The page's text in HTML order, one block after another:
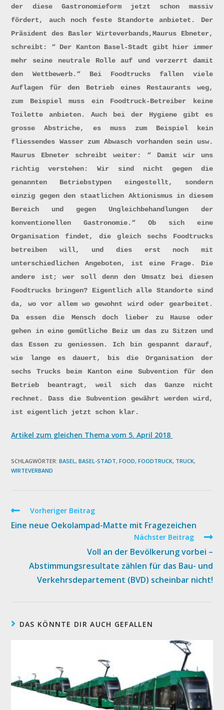
der diese Gastronomieform jetzt schon massiv
fördert, auch noch feste Standorte anbietet. Der
Präsident des Basler Wirteverbands,Maurus Ebneter,
schreibt: “ Der Kanton Basel-Stadt gibt hier immer
mehr seine neutrale Rolle auf und verzerrt damit
den Wettbewerb.“ Bei Foodtrucks fallen viele
Auflagen für den Betrieb eines Restaurants weg,
zum Beispiel muss ein Foodtruck-Betreiber keine
Toilette anbieten. Auch bei der Hygiene gibt es
grosse Abstriche, es muss zum Beispiel kein
fliessendes Wasser zum Abwasch vorhanden sein usw.
Maurus Ebneter schreibt weiter: “ Damit wir uns
richtig verstehen: Wir sind nicht gegen die
genannten Betriebstypen eingestellt, sondern
einzig gegen den staatlichen Aktionismus in diesem
Bereich und gegen Ungleichbehandlungen der
konventionellen Gastronomie.“ Ob sich eine
Organisation findet, die gleich sechs Foodtrucks
betreiben will, und dies erst noch mit
unterschiedlichen Angeboten, ist eine Frage. Die
andere ist; wer soll denn den Umsatz bei diesen
Foodtrucks bringen? Eigentlich alle Standorte sind
da, wo vor allem wo gewohnt wird oder gearbeitet.
Da essen die Mensch doch lieber zu Hause oder
gehen in eine gemütliche Beiz um das zu Sitzen und
das Essen zu geniessen. Ich bin gespannt darauf,
wie lange es dauert, bis die Organisation der
sechs Trucks beim Kanton eine Subvention für den
Betrieb beantragt, weil sich das Ganze nicht
rechnet. Dass die Subvention gewährt werden wird,
ist eigentlich jetzt schon klar.
Artikel zum gleichen Thema vom 5. April 2018
SCHLAGWÖRTER:BASEL , BASEL-STADT, FOOD, FOODTRUCK, TRUCK,
WIRTEVERBAND
Weitere
ansehen
Vorheriger Beitrag
Eine neue Oekolampad-Matte mit Fragezeichen
Nächster Beitrag
Voll an der Bevölkerung vorbei –
Abstimmungsresultate zählen für das Bau- und
Verkehrsdepartement (BVD) scheinbar nicht!
DAS KÖNNTE DIR AUCH GEFALLEN